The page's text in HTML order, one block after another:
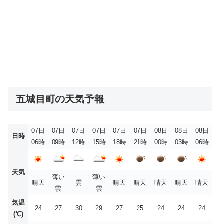
五城目町の天気予報
日時
07日
06時
07日
09時
07日
12時
07日
15時
07日
18時
07日
21時
08日
00時
08日
03時
08日
06時
天気
晴天
薄い
雲
雲
薄い
雲
晴天 晴天 晴天 晴天 晴天
気温
(℃)
24 27 30 29 27 25 24 24 24